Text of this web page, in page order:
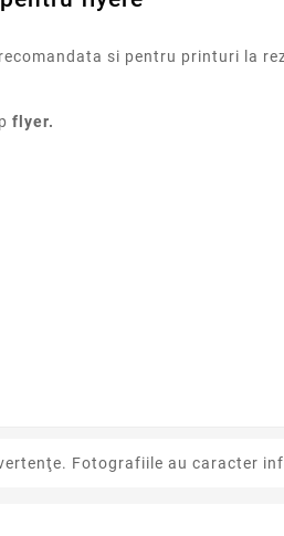
si pentru printuri la
flyer.
Fotografiile au caracter